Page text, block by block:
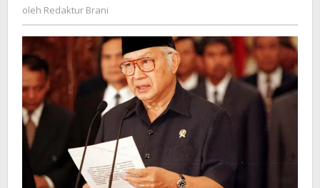
oleh Redaktur Brani